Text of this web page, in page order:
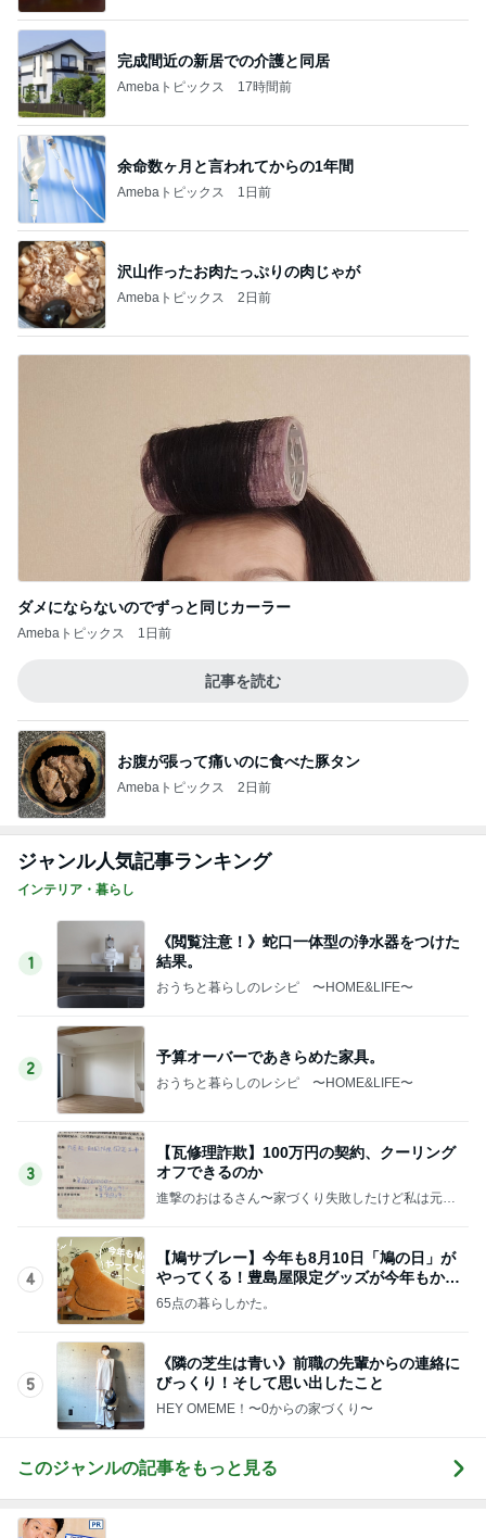
完成間近の新居での介護と同居
Amebaトピックス 17時間前
余命数ヶ月と言われてからの1年間
Amebaトピックス 1日前
沢山作ったお肉たっぷりの肉じゃが
Amebaトピックス 2日前
ダメにならないのでずっと同じカーラー
Amebaトピックス 1日前
記事を読む
お腹が張って痛いのに食べた豚タン
Amebaトピックス 2日前
ジャンル人気記事ランキング
インテリア・暮らし
1
《閲覧注意！》蛇口一体型の浄水器をつけた
結果。
おうちと暮らしのレシピ 〜HOME&LIFE〜
2
予算オーバーであきらめた家具。
おうちと暮らしのレシピ 〜HOME&LIFE〜
3
【瓦修理詐欺】100万円の契約、クーリング
オフできるのか
進撃のおはるさん〜家づくり失敗したけど私は元気
4
【鳩サブレー】今年も8月10日「鳩の日」が
やってくる！豊島屋限定グッズが今年もかわ
いすぎる♡
65点の暮らしかた。
5
《隣の芝生は青い》前職の先輩からの連絡に
びっくり！そして思い出したこと
HEY OMEME！〜0からの家づくり〜
このジャンルの記事をもっと見る